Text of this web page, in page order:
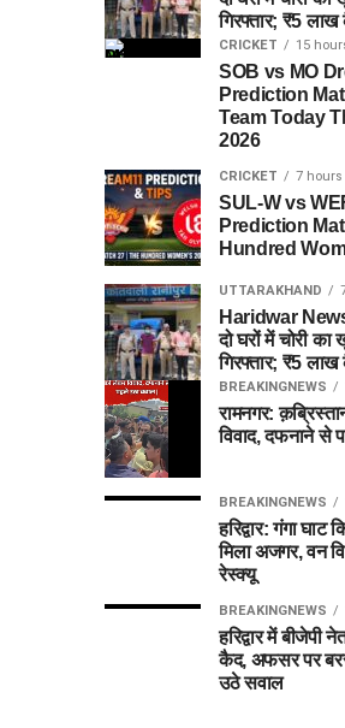
गिरफ्तार; ₹5
CRICKET 15
SOB vs MO
Prediction
Team Today
2026
CRICKET 7
SUL-W vs
Prediction
Hundred
UTTARAKHAND
Haridwar
दो घरों में चोरी का
गिरफ्तार; ₹5
BREAKINGNEWS
रामनगर:
विवाद, दफनाने से
BREAKINGNEWS
हरिद्वार: गंगा घाट
मिला अजगर, वन
रेस्क्यू
BREAKINGNEWS
हरिद्वार में बीजेपी
कैद, अफसर पर
उठे सवाल